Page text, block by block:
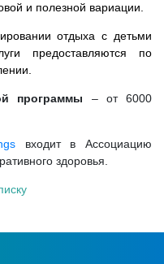
и полезной вариации.
отдыха с детьми
предоставляются по
программы – от 6000
входит в Ассоциацию
здоровья.